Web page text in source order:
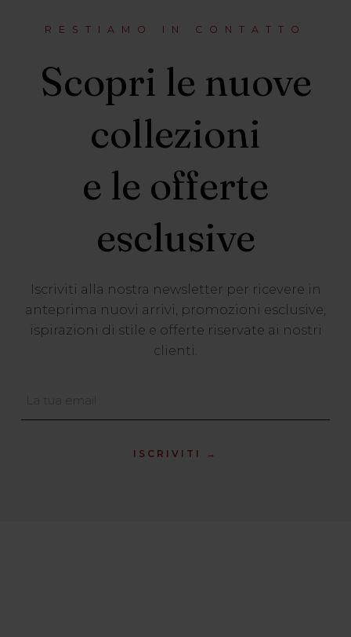
RESTIAMO IN CONTATTO
Scopri le nuove
collezioni
e le offerte
esclusive
Iscriviti alla nostra newsletter per ricevere in
anteprima nuovi arrivi, promozioni esclusive,
ispirazioni di stile e offerte riservate ai nostri
clienti.
ISCRIVITI →